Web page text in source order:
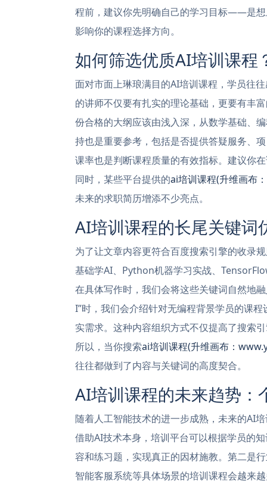
程前，建议你先明确自己的学习目标——是
影响你的课程选择方向。
如何筛选优质AI培训课程
面对市面上琳琅满目的AI培训课程，学员往
的讲师不仅要有扎实的理论基础，更要有丰
份合格的大纲应该由浅入深，从数学基础、
持也是重要参考，包括是否提供答疑服务、
课率也是判断课程质量的有效指标。建议你
同时，某些平台提供的ai培训课程(升维画布
未来的求职简历增添不少亮点。
AI培训课程的长尾关键词
为了让文章内容更符合百度搜索引擎的收录
基础学AI、Python机器学习实战、
在具体写作时，我们会将这些关键词自然地
I”时，我们会介绍针对无编程背景学员的课
实需求。这种内容组织方式不仅提高了搜索
所以，当你搜索ai培训课程(升维画布：
往往都做到了内容与关键词的高度契合。
AI培训课程的未来趋势：
随着人工智能技术的进一步成熟，未来的AI
借助AI技术本身，培训平台可以根据学员的
容和练习题，实现真正的因材施教。第二是
智能客服系统等具体场景的培训课程会越来